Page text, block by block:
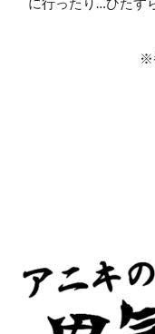
に行ったり…ひたす
※